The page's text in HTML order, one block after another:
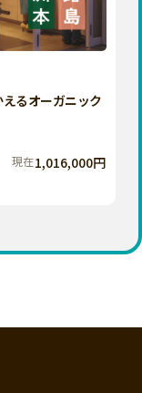
群馬
千葉
神奈川
石川
るオーガニック
現在1,016,000円